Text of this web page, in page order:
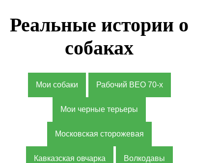
Реальные истории о
собаках
Мои собаки Рабочий ВЕО 70-х
Мои черные терьеры
Московская сторожевая
Кавказская овчарка Волкодавы